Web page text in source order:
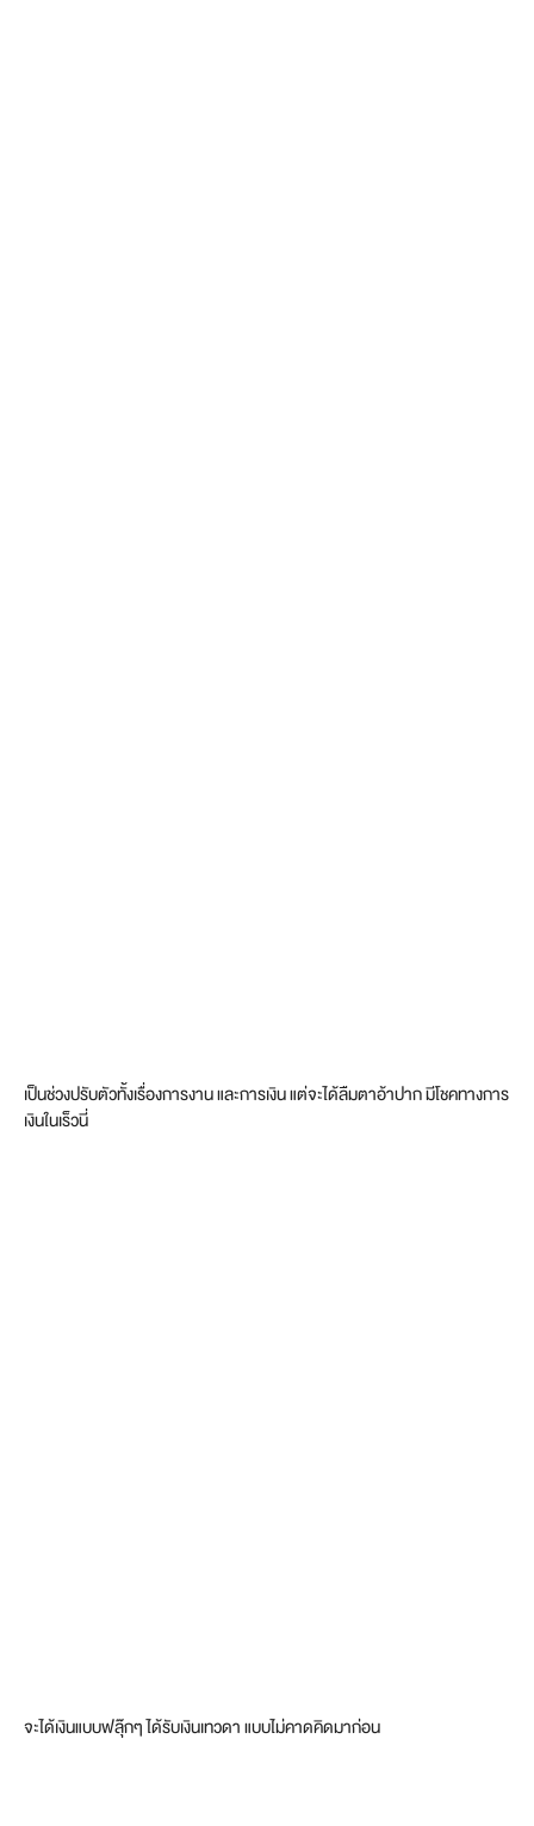
เป็นช่วงปรับตัวทั้งเรื่องการงาน และการเงิน แต่จะได้ลืมตาอ้าปาก มีโชคทางการ
เงินในเร็วนี่
จะได้เงินแบบฟลุ๊กๆ ได้รับเงินเทวดา แบบไม่คาดคิดมาก่อน